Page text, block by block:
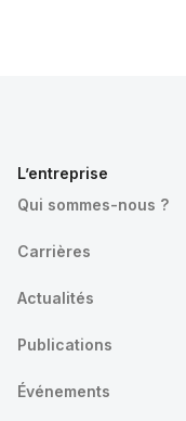
L’entreprise
Qui sommes-nous ?
Carrières
Actualités
Publications
Événements